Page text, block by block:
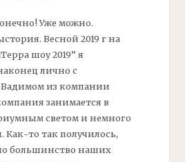
Уже можно.
Весной 2019 г на
шоу 2019” я
лично с
из компании
занимается в
светом и немного
Как-то так получилось,
большинство наших